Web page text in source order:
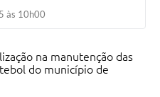
às 10h00
na manutenção das
do município de